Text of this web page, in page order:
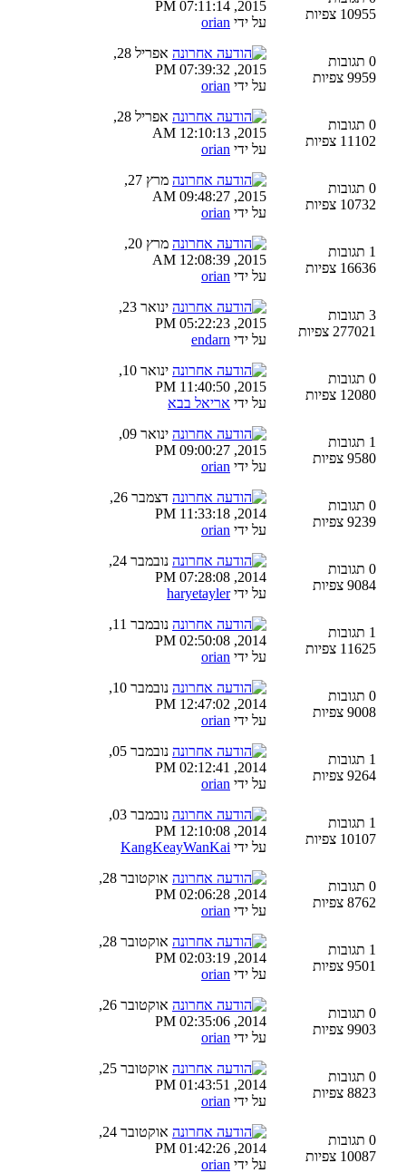
10955 צפיות
2015, 07:11:14 PM
על ידי orian
0 תגובות
9959 צפיות
אפריל 28,
2015, 07:39:32 PM
על ידי orian
0 תגובות
11102 צפיות
אפריל 28,
2015, 12:10:13 AM
על ידי orian
0 תגובות
10732 צפיות
מרץ 27,
2015, 09:48:27 AM
על ידי orian
1 תגובות
16636 צפיות
מרץ 20,
2015, 12:08:39 AM
על ידי orian
3 תגובות
277021 צפיות
ינואר 23,
2015, 05:22:23 PM
על ידי endarn
0 תגובות
12080 צפיות
ינואר 10,
2015, 11:40:50 PM
על ידי אריאל בבא
1 תגובות
9580 צפיות
ינואר 09,
2015, 09:00:27 PM
על ידי orian
0 תגובות
9239 צפיות
דצמבר 26,
2014, 11:33:18 PM
על ידי orian
0 תגובות
9084 צפיות
נובמבר 24,
2014, 07:28:08 PM
על ידיharyetayler
1 תגובות
11625 צפיות
נובמבר 11,
2014, 02:50:08 PM
על ידי orian
0 תגובות
9008 צפיות
נובמבר 10,
2014, 12:47:02 PM
על ידי orian
1 תגובות
9264 צפיות
נובמבר 05,
2014, 02:12:41 PM
על ידי orian
1 תגובות
10107 צפיות
נובמבר 03,
2014, 12:10:08 PM
על ידי KangKeayWanKai
0 תגובות
8762 צפיות
אוקטובר 28,
2014, 02:06:28 PM
על ידי orian
1 תגובות
9501 צפיות
אוקטובר 28,
2014, 02:03:19 PM
על ידי orian
0 תגובות
9903 צפיות
אוקטובר 26,
2014, 02:35:06 PM
על ידי orian
0 תגובות
8823 צפיות
אוקטובר 25,
2014, 01:43:51 PM
על ידי orian
0 תגובות
10087 צפיות
אוקטובר 24,
2014, 01:42:26 PM
על ידי orian